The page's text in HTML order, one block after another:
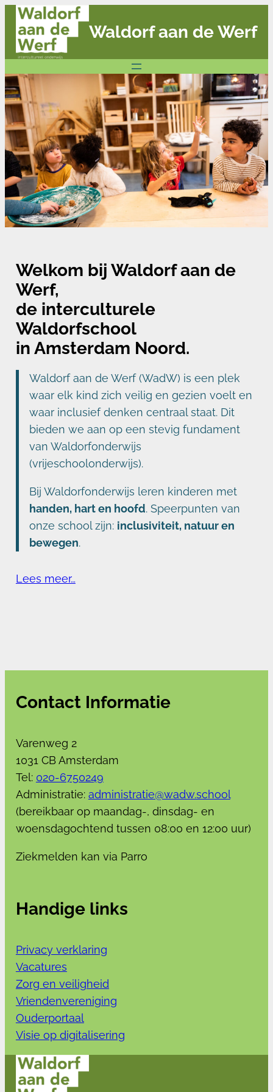
Ga
naar
Waldorf aan de Werf
Welkom bij Waldorf aan de
Werf,
de interculturele
Waldorfschool
in Amsterdam Noord.
Waldorf aan de Werf (WadW) is een plek
waar elk kind zich veilig en gezien voelt en
waar inclusief denken centraal staat. Dit
bieden we aan op een stevig fundament
van Waldorfonderwijs
(vrijeschoolonderwijs).
Bij Waldorfonderwijs leren kinderen met
handen, hart en hoofd. Speerpunten van
onze school zijn: inclusiviteit, natuur en
bewegen.
Lees meer…
Contact Informatie
Varenweg 2
1031 CB Amsterdam
Tel: 020-6750249
Administratie: administratie@wadw.school
(bereikbaar op maandag-, dinsdag- en
woensdagochtend tussen 08:00 en 12:00 uur)
Ziekmelden kan via Parro
Handige links
Privacy verklaring
Vacatures
Zorg en veiligheid
Vriendenvereniging
Ouderportaal
Visie op digitalisering